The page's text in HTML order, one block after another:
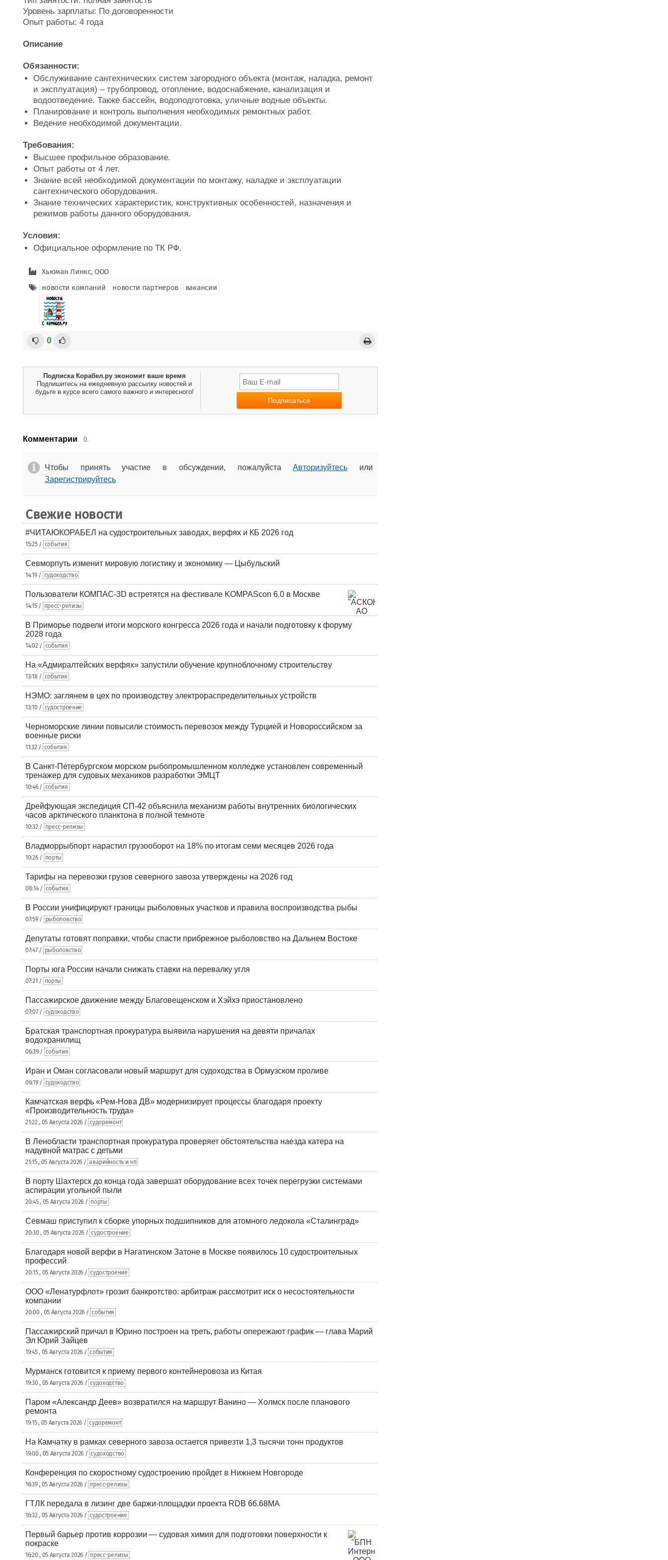
Уровень зарплаты: По договоренности
Опыт работы: 4 года
Описание
Обязанности:
Обслуживание сантехнических систем загородного объекта (монтаж, наладка, ремонт
и эксплуатация) – трубопровод, отопление, водоснабжение, канализация и
водоотведение. Также бассейн, водоподготовка, уличные водные объекты.
Планирование и контроль выполнения необходимых ремонтных работ.
Ведение необходимой документации.
Требования:
Высшее профильное образование.
Опыт работы от 4 лет.
Знание всей необходимой документации по монтажу, наладке и эксплуатации
сантехнического оборудования.
Знание технических характеристик, конструктивных особенностей, назначения и
режимов работы данного оборудования.
Условия:
Официальное оформление по ТК РФ.
Хьюман Линкс, ООО
новости компаний
новости партнеров вакансии
0
Подписка Корабел.ру экономит ваше время
Подпишитесь на ежедневную рассылку новостей и
будьте в курсе всего самого важного и интересного!
Комментарии 0.
Чтобы принять участие в обсуждении, пожалуйстаАвторизуйтесь или
Зарегистрируйтесь
Свежие новости
#ЧИТАЮКОРАБЕЛ на судостроительных заводах, верфях и КБ 2026 год
15:25 / события
Севморпуть изменит мировую логистику и экономику — Цыбульский
14:19 / судоходство
Пользователи КОМПАС-3D встретятся на фестивале KOMPAScon 6.0 в Москве
14:15 / пресс-релизы
В Приморье подвели итоги морского конгресса 2026 года и начали подготовку к форуму
2028 года
14:02 / события
На «Адмиралтейских верфях» запустили обучение крупноблочному строительству
13:18 / события
НЭМО: заглянем в цех по производству электрораспределительных устройств
13:10 / судостроение
Черноморские линии повысили стоимость перевозок между Турцией и Новороссийском за
военные риски
11:32 / события
В Санкт-Петербургском морском рыбопромышленном колледже установлен современный
тренажер для судовых механиков разработки ЭМЦТ
10:46 / события
Дрейфующая экспедиция СП-42 объяснила механизм работы внутренних биологических
часов арктического планктона в полной темноте
10:32 / пресс-релизы
Владморрыбпорт нарастил грузооборот на 18% по итогам семи месяцев 2026 года
10:26 / порты
Тарифы на перевозки грузов северного завоза утверждены на 2026 год
08:14 / события
В России унифицируют границы рыболовных участков и правила воспроизводства рыбы
07:59 / рыболовство
Депутаты готовят поправки, чтобы спасти прибрежное рыболовство на Дальнем Востоке
07:47 / рыболовство
Порты юга России начали снижать ставки на перевалку угля
07:21 / порты
Пассажирское движение между Благовещенском и Хэйхэ приостановлено
07:07 / судоходство
Братская транспортная прокуратура выявила нарушения на девяти причалах
водохранилищ
06:39 / события
Иран и Оман согласовали новый маршрут для судоходства в Ормузском проливе
06:19 / судоходство
Камчатская верфь «Рем-Нова ДВ» модернизирует процессы благодаря проекту
«Производительность труда»
21:22 , 05 Августа 2026 / судоремонт
В Ленобласти транспортная прокуратура проверяет обстоятельства наезда катера на
надувной матрас с детьми
21:15 , 05 Августа 2026 / аварийность и чп
В порту Шахтерск до конца года завершат оборудование всех точек перегрузки системами
аспирации угольной пыли
20:45 , 05 Августа 2026 / порты
Севмаш приступил к сборке упорных подшипников для атомного ледокола «Сталинград»
20:30 , 05 Августа 2026 / судостроение
Благодаря новой верфи в Нагатинском Затоне в Москве появилось 10 судостроительных
профессий
20:15 , 05 Августа 2026 / судостроение
ООО «Ленатурфлот» грозит банкротство: арбитраж рассмотрит иск о несостоятельности
компании
20:00 , 05 Августа 2026 / события
Пассажирский причал в Юрино построен на треть, работы опережают график — глава Марий
Эл Юрий Зайцев
19:45 , 05 Августа 2026 / события
Мурманск готовится к приему первого контейнеровоза из Китая
19:30 , 05 Августа 2026 / судоходство
Паром «Александр Деев» возвратился на маршрут Ванино — Холмск после планового
ремонта
19:15 , 05 Августа 2026 / судоремонт
На Камчатку в рамках северного завоза остается привезти 1,3 тысячи тонн продуктов
19:00 , 05 Августа 2026 / судоходство
Конференция по скоростному судостроению пройдет в Нижнем Новгороде
16:39 , 05 Августа 2026 / пресс-релизы
ГТЛК передала в лизинг две баржи-площадки проекта RDB 66.68МА
16:32 , 05 Августа 2026 / судостроение
Первый барьер против коррозии — судовая химия для подготовки поверхности к
покраске
16:20 , 05 Августа 2026 / пресс-релизы